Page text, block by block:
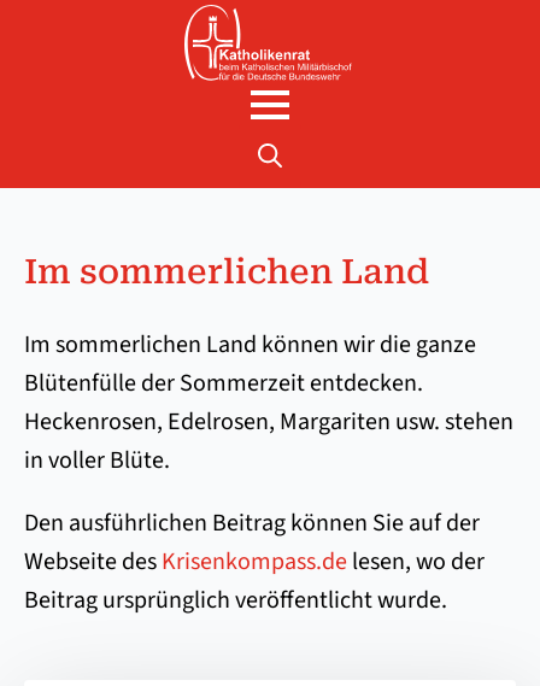
Im sommerlichen Land
Im sommerlichen Land können wir die ganze
Blütenfülle der Sommerzeit entdecken.
Heckenrosen, Edelrosen, Margariten usw. stehen
in voller Blüte.
Den ausführlichen Beitrag können Sie auf der
Webseite desKrisenkompass.delesen, wo der
Beitrag ursprünglich veröffentlicht wurde.